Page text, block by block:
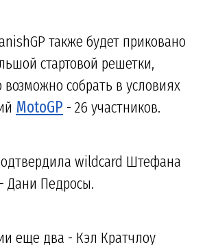
также будет приковано
стартовой решетки,
возможно собрать в условиях
MotoGP - 26 участников.
wildcard Штефана
Дани Педросы.
еще два - Кэл Кратчлоу